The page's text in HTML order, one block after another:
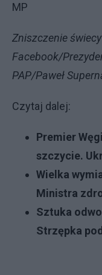
MP
Zniszczenie
Facebook/
PAP/Paweł
Czytaj dalej:
Premier
szczycie.
Wielka
Ministra
Sztuka
Strzępka